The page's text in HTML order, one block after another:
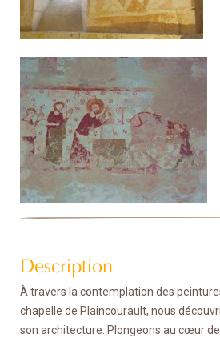
Description
À travers la contemplation des
chapelle de Plaincourault, nous
son architecture. Plongeons au cœur